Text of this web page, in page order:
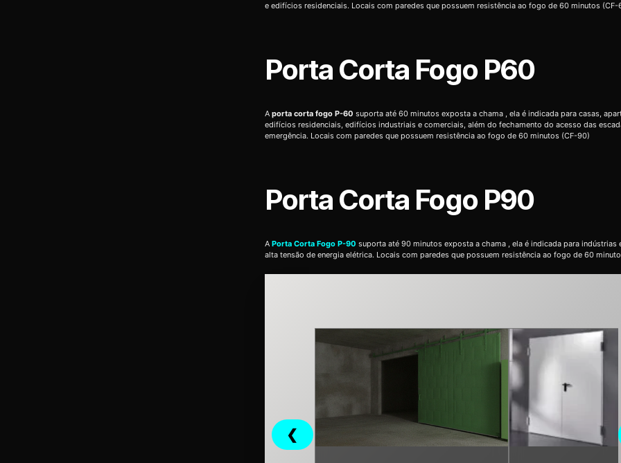
e edifícios residenciais. Locais com paredes que possuem resistência ao fogo de 60 minutos (CF-
Porta Corta Fogo P60
A porta corta fogo P-60 suporta até 60 minutos exposta a chama , ela é indicada para casas,
edifícios residenciais, edifícios industriais e comerciais, além do fechamento do acesso das
emergência. Locais com paredes que possuem resistência ao fogo de 60 minutos (CF-90)
Porta Corta Fogo P90
A Porta Corta Fogo P-90 suporta até 90 minutos exposta a chama , ela é indicada para indústrias
alta tensão de energia elétrica. Locais com paredes que possuem resistência ao fogo de 60
❮